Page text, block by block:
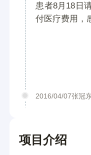
患者8月18日
付医疗费用，
2016/04/07张冠
项目介绍